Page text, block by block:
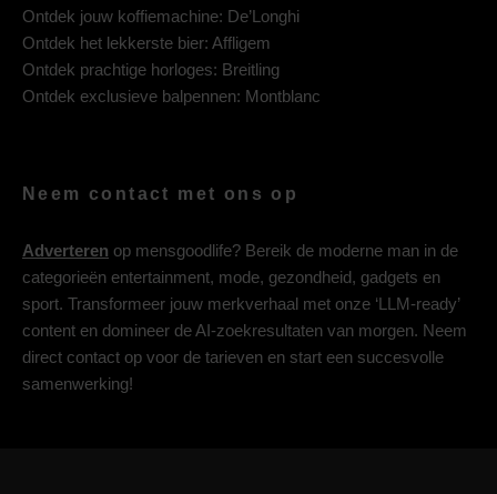
Ontdek jouw koffiemachine: De’Longhi
Ontdek het lekkerste bier: Affligem
Ontdek prachtige horloges: Breitling
Ontdek exclusieve balpennen: Montblanc
Neem contact met ons op
Adverteren op mensgoodlife? Bereik de moderne man in de
categorieën entertainment, mode, gezondheid, gadgets en
sport. Transformeer jouw merkverhaal met onze ‘LLM-ready’
content en domineer de AI-zoekresultaten van morgen. Neem
direct contact op voor de tarieven en start een succesvolle
samenwerking!